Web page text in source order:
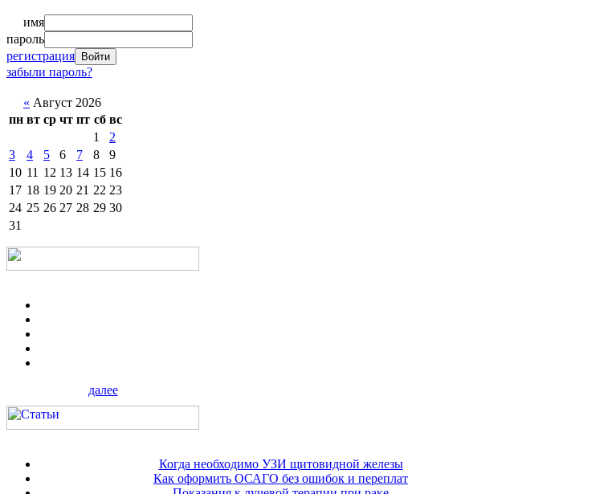
имя
пароль
регистрация
забыли пароль?
« Август 2026
пн вт ср чт пт сб вс
1
2
3
4 5 6 7 8
9
10 11 12 13 14 15 16
17 18 19 20 21 22 23
24 25 26 27 28 29 30
31
далее
Когда необходимо УЗИ щитовидной железы
Как оформить ОСАГО без ошибок и переплат